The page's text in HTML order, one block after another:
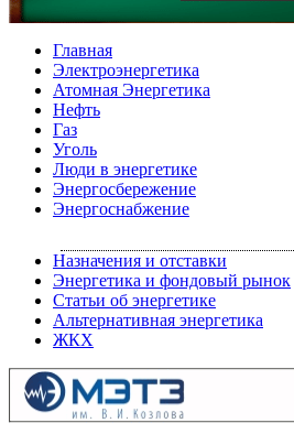
Главная
Электроэнергетика
Атомная Энергетика
Нефть
Газ
Уголь
Люди в энергетике
Энергосбережение
Энергоснабжение
Назначения и отставки
Энергетика и фондовый рынок
Статьи об энергетике
Альтернативная энергетика
ЖКХ